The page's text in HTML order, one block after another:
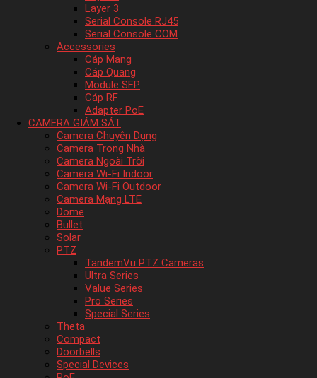
Layer 3
Serial Console RJ45
Serial Console COM
Accessories
Cáp Mạng
Cáp Quang
Module SFP
Cáp RF
Adapter PoE
CAMERA GIÁM SÁT
Camera Chuyên Dụng
Camera Trong Nhà
Camera Ngoài Trời
Camera Wi-Fi Indoor
Camera Wi-Fi Outdoor
Camera Mạng LTE
Dome
Bullet
Solar
PTZ
TandemVu PTZ Cameras
Ultra Series
Value Series
Pro Series
Special Series
Theta
Compact
Doorbells
Special Devices